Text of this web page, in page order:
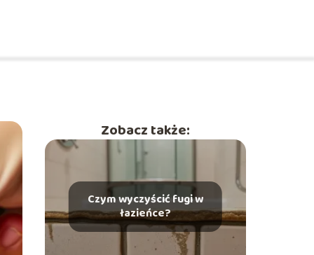
Zobacz także:
Czym wyczyścić fugi w
łazieńce?